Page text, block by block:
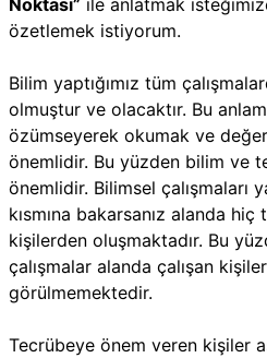
özetlemek istiyorum.
Bilim yaptığımız tüm
olmuştur ve olacaktır. Bu
özümseyerek okumak ve
önemlidir. Bu yüzden bilim ve
önemlidir. Bilimsel çalışmaları
kısmına bakarsanız alanda
kişilerden oluşmaktadır. Bu
çalışmalar alanda çalışan
görülmemektedir.
Tecrübeye önem veren kişiler